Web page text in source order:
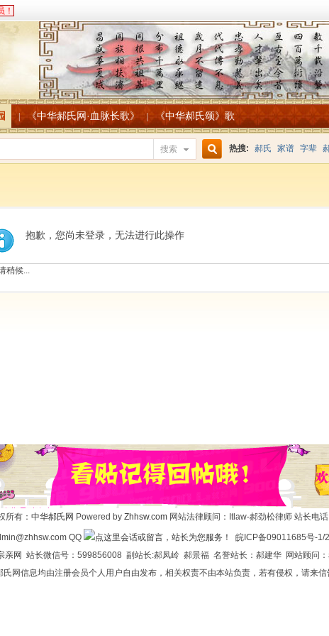
！
《中华郝氏网·血脉长歌》 《中华郝氏颂》歌
搜索 热搜: 郝氏 家谱 字辈
抱歉，您尚未登录，无法进行此操作
稍候...
所有： 中华郝氏网 Powered by Zhhsw.com 网站法律顾问：Itlaw-郝劲松律师 站长电
QQ 皖ICP备09011685号-1/2
亲网 站长微信号：599856008 副站长:郝凤岭 郝景福 名誉站长：郝建华 网站顾问：
氏网信息均由注册会员个人用户自由发布，相关权责不由本站负责，若有侵权，请来信